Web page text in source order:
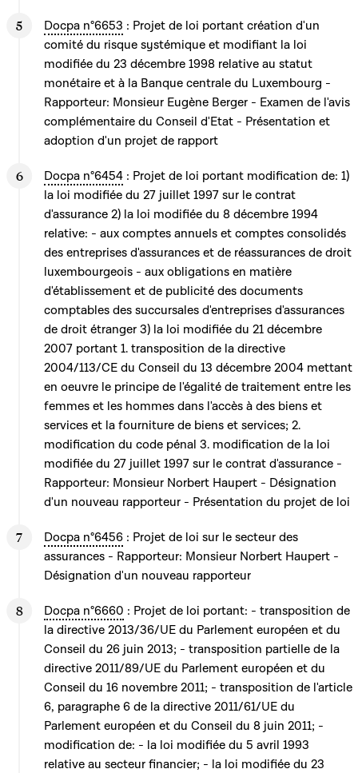
Docpa n°6653 : Projet de loi portant création d'un
comité du risque systémique et modifiant la loi
modifiée du 23 décembre 1998 relative au statut
monétaire et à la Banque centrale du Luxembourg -
Rapporteur: Monsieur Eugène Berger - Examen de l'avis
complémentaire du Conseil d'Etat - Présentation et
adoption d'un projet de rapport
Docpa n°6454 : Projet de loi portant modification de: 1)
la loi modifiée du 27 juillet 1997 sur le contrat
d'assurance 2) la loi modifiée du 8 décembre 1994
relative: - aux comptes annuels et comptes consolidés
des entreprises d'assurances et de réassurances de droit
luxembourgeois - aux obligations en matière
d'établissement et de publicité des documents
comptables des succursales d'entreprises d'assurances
de droit étranger 3) la loi modifiée du 21 décembre
2007 portant 1. transposition de la directive
2004/113/CE du Conseil du 13 décembre 2004 mettant
en oeuvre le principe de l'égalité de traitement entre les
femmes et les hommes dans l'accès à des biens et
services et la fourniture de biens et services; 2.
modification du code pénal 3. modification de la loi
modifiée du 27 juillet 1997 sur le contrat d'assurance -
Rapporteur: Monsieur Norbert Haupert - Désignation
d'un nouveau rapporteur - Présentation du projet de loi
Docpa n°6456 : Projet de loi sur le secteur des
assurances - Rapporteur: Monsieur Norbert Haupert -
Désignation d'un nouveau rapporteur
Docpa n°6660 : Projet de loi portant: - transposition de
la directive 2013/36/UE du Parlement européen et du
Conseil du 26 juin 2013; - transposition partielle de la
directive 2011/89/UE du Parlement européen et du
Conseil du 16 novembre 2011; - transposition de l'article
6, paragraphe 6 de la directive 2011/61/UE du
Parlement européen et du Conseil du 8 juin 2011; -
modification de: - la loi modifiée du 5 avril 1993
relative au secteur financier; - la loi modifiée du 23